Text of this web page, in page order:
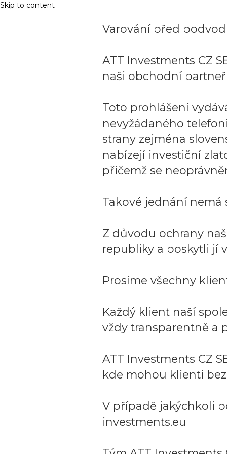
Skip to content
Varování před
ATT Investments CZ
naši obchodní
Toto prohlášení
nevyžádaného
strany zejména
nabízejí investiční
přičemž se
Takové jednání nemá
Z důvodu ochrany
republiky a poskytli jí
Prosíme všechny
Každý klient naší
vždy transparentně a
ATT Investments CZ
kde mohou klienti
V případě jakýchkoli
investments.eu